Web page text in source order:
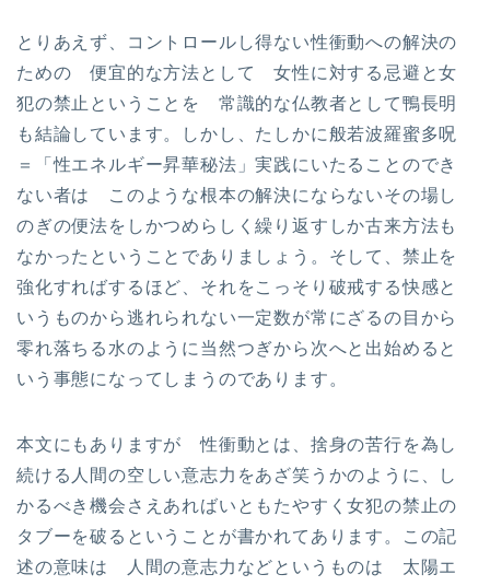
とりあえず、コントロールし得ない性衝動への解決の
ための 便宜的な方法として 女性に対する忌避と女
犯の禁止ということを 常識的な仏教者として鴨長明
も結論しています。しかし、たしかに般若波羅蜜多呪
＝「性エネルギー昇華秘法」実践にいたることのでき
ない者は このような根本の解決にならないその場し
のぎの便法をしかつめらしく繰り返すしか古来方法も
なかったということでありましょう。そして、禁止を
強化すればするほど、それをこっそり破戒する快感と
いうものから逃れられない一定数が常にざるの目から
零れ落ちる水のように当然つぎから次へと出始めると
いう事態になってしまうのであります。
本文にもありますが 性衝動とは、捨身の苦行を為し
続ける人間の空しい意志力をあざ笑うかのように、し
かるべき機会さえあればいともたやすく女犯の禁止の
タブーを破るということが書かれてあります。この記
述の意味は 人間の意志力などというものは 太陽エ